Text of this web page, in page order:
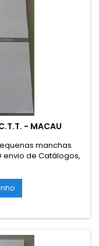
- MACAU
manchas
de Catálogos,
as ILHAS (Açores e
ser encomendado
The sending of
material to foreign